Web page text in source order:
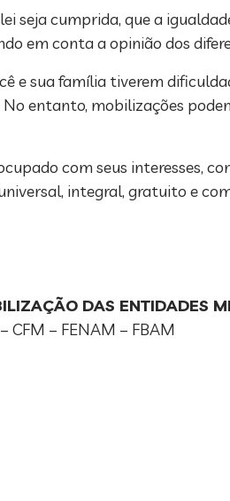
seja cumprida, que a
em conta a opinião dos
e sua família tiverem
entanto, mobilizações
com seus interesses,
integral, gratuito e
DAS ENTIDADES
CFM – FENAM – FBAM